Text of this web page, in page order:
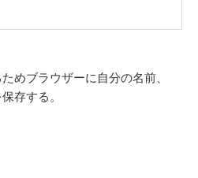
めブラウザーに自分の名前、
存する。